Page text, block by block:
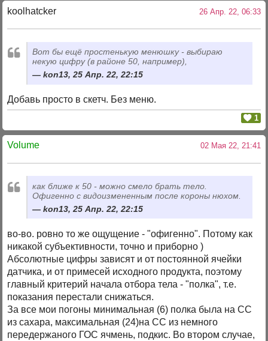
koolhatcker 26 Апр. 22, 06:33
Вот бы ещё простенькую менюшку - выбираю
некую цифру (в районе 50, например),
kon13, 25 Апр. 22, 22:15
Добавь просто в скетч. Без меню.
1
Volume 02 Мая 22, 21:41
как ближе к 50 - можно смело брать тело.
Офигенно с видоизмененным после короны нюхом.
kon13, 25 Апр. 22, 22:15
во-во. ровно то же ощущение - "офигенно". Потому как
никакой субъективности, точно и приборно )
Абсолютные цифры зависят и от постоянной ячейки
датчика, и от примесей исходного продукта, поэтому
главный критерий начала отбора тела - "полка", т.е.
показания перестали снижаться.
За все мои погоны минимальная (6) полка была на СС
из сахара, максимальная (24)на СС из немного
передержаного ГОС ячмень, подкис. Во втором случае,